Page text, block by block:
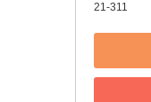
21-311